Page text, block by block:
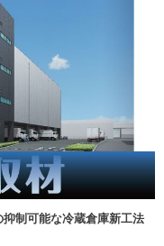
抑制可能な冷蔵倉庫新工法